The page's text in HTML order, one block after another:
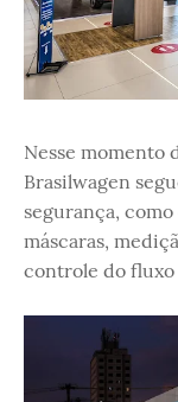
Nesse momento
Brasilwagen
segurança,
máscaras,
controle do